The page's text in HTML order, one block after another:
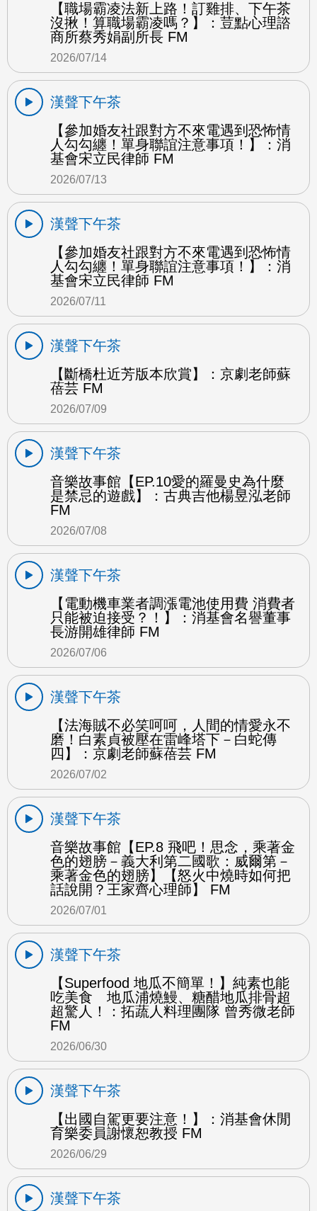
【職場霸凌法新上路！訂雞排、下午茶
沒揪！算職場霸凌嗎？】：荳點心理諮
商所蔡秀娟副所長 FM
2026/07/14
漢聲下午茶
【參加婚友社跟對方不來電遇到恐怖情
人勾勾纏！單身聯誼注意事項！】：消
基會宋立民律師 FM
2026/07/13
漢聲下午茶
【參加婚友社跟對方不來電遇到恐怖情
人勾勾纏！單身聯誼注意事項！】：消
基會宋立民律師 FM
2026/07/11
漢聲下午茶
【斷橋杜近芳版本欣賞】：京劇老師蘇
蓓芸 FM
2026/07/09
漢聲下午茶
音樂故事館【EP.10愛的羅曼史為什麼
是禁忌的遊戲】：古典吉他楊昱泓老師
FM
2026/07/08
漢聲下午茶
【電動機車業者調漲電池使用費 消費者
只能被迫接受？！】：消基會名譽董事
長游開雄律師 FM
2026/07/06
漢聲下午茶
【法海賊不必笑呵呵，人間的情愛永不
磨！白素貞被壓在雷峰塔下－白蛇傳
四】：京劇老師蘇蓓芸 FM
2026/07/02
漢聲下午茶
音樂故事館【EP.8 飛吧！思念，乘著金
色的翅膀－義大利第二國歌：威爾第－
乘著金色的翅膀】【怒火中燒時如何把
話說開？王家齊心理師】 FM
2026/07/01
漢聲下午茶
【Superfood 地瓜不簡單！】純素也能
吃美食 地瓜浦燒鰻、糖醋地瓜排骨超
超驚人！：拓蔬人料理團隊 曾秀微老師
FM
2026/06/30
漢聲下午茶
【出國自駕更要注意！】：消基會休閒
育樂委員謝懷恕教授 FM
2026/06/29
漢聲下午茶